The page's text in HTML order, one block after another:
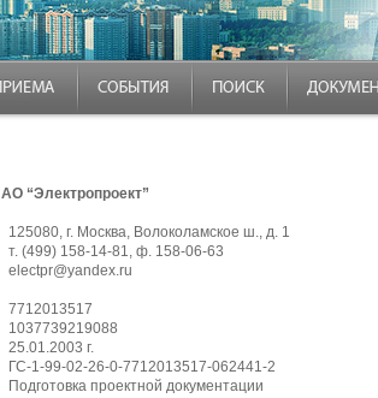
АО “Электропроект”
125080, г. Москва, Волоколамское ш., д. 1
т. (499) 158-14-81, ф. 158-06-63
electpr@yandex.ru
7712013517
1037739219088
25.01.2003 г.
ГС-1-99-02-26-0-7712013517-062441-2
Подготовка проектной документации